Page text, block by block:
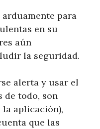
para
en su
aún
la seguridad.
alerta y usar el
de todo, son
aplicación),
que las